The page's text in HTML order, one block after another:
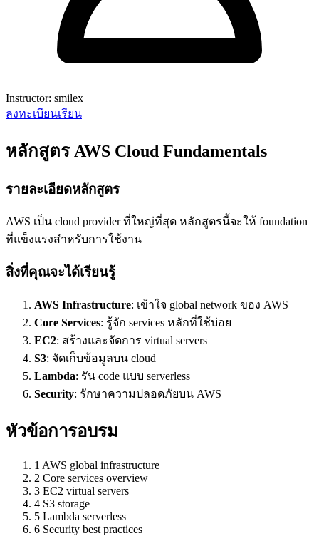
Instructor: smilex
ลงทะเบียนเรียน
หลักสูตร AWS Cloud Fundamentals
รายละเอียดหลักสูตร
AWS เป็น cloud provider ที่ใหญ่ที่สุด หลักสูตรนี้จะให้ foundation
ที่แข็งแรงสำหรับการใช้งาน
สิ่งที่คุณจะได้เรียนรู้
AWS Infrastructure: เข้าใจ global network ของ AWS
Core Services: รู้จัก services หลักที่ใช้บ่อย
EC2: สร้างและจัดการ virtual servers
S3: จัดเก็บข้อมูลบน cloud
Lambda: รัน code แบบ serverless
Security: รักษาความปลอดภัยบน AWS
หัวข้อการอบรม
1 AWS global infrastructure
2 Core services overview
3 EC2 virtual servers
4 S3 storage
5 Lambda serverless
6 Security best practices